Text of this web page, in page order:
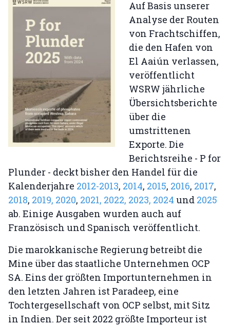
Auf Basis unserer
Analyse der Routen
von Frachtschiffen,
die den Hafen von
El Aaiún verlassen,
veröffentlicht
WSRW jährliche
Übersichtsberichte
über die
umstrittenen
Exporte. Die
Berichtsreihe - P for
Plunder - deckt bisher den Handel für die
Kalenderjahre 2012-2013, 2014, 2015, 2016, 2017,
2018, 2019, 2020, 2021, 2022, 2023, 2024 und 2025
ab. Einige Ausgaben wurden auch auf
Französisch und Spanisch veröffentlicht.
Die marokkanische Regierung betreibt die
Mine über das staatliche Unternehmen OCP
SA. Eins der größten Importunternehmen in
den letzten Jahren ist Paradeep, eine
Tochtergesellschaft von OCP selbst, mit Sitz
in Indien. Der seit 2022 größte Importeur ist